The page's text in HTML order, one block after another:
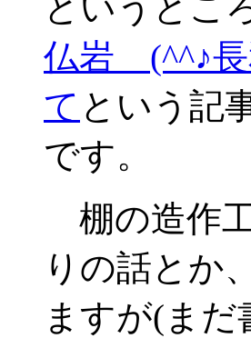
というとこ
仏岩 (^^♪長
て という記
です。
棚の造作
りの話とか
ますが(ま